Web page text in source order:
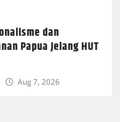
dan
Papua Jelang HUT
Aug 7, 2026